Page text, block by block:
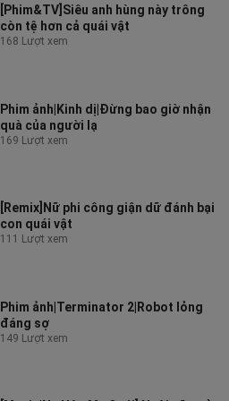
[Phim&TV]Siêu anh hùng này trông
còn tệ hơn cả quái vật
168 Lượt xem
Phim ảnh|Kinh dị|Đừng bao giờ nhận
quà của người lạ
169 Lượt xem
[Remix]Nữ phi công giận dữ đánh bại
con quái vật
111 Lượt xem
Phim ảnh|Terminator 2|Robot lỏng
đáng sợ
149 Lượt xem